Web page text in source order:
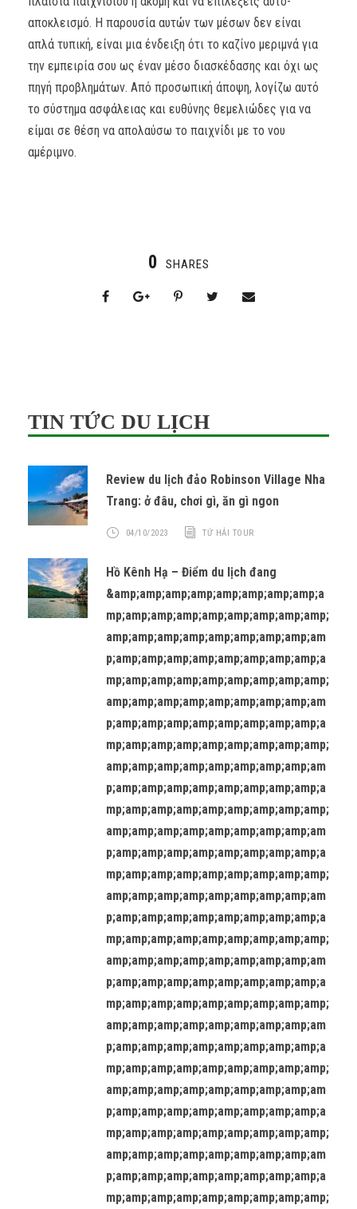
αποκλεισμό. Η παρουσία αυτών των μέσων δεν είναι
απλά τυπική, είναι μια ένδειξη ότι το καζίνο μεριμνά για
την εμπειρία σου ως έναν μέσο διασκέδασης και όχι ως
πηγή προβλημάτων. Από προσωπική άποψη, λογίζω αυτό
το σύστημα ασφάλειας και ευθύνης θεμελιώδες για να
είμαι σε θέση να απολαύσω το παιχνίδι με το νου
αμέριμνο.
0 SHARES
TIN TỨC DU LỊCH
Review du lịch đảo Robinson Village Nha
Trang: ở đâu, chơi gì, ăn gì ngon
04/10/2023 TỨ HẢI TOUR
Hồ Kênh Hạ – Điểm du lịch đang
&amp;amp;amp;amp;amp;amp;amp;amp;a
mp;amp;amp;amp;amp;amp;amp;amp;amp;
amp;amp;amp;amp;amp;amp;amp;amp;am
p;amp;amp;amp;amp;amp;amp;amp;amp;a
mp;amp;amp;amp;amp;amp;amp;amp;amp;
amp;amp;amp;amp;amp;amp;amp;amp;am
p;amp;amp;amp;amp;amp;amp;amp;amp;a
mp;amp;amp;amp;amp;amp;amp;amp;amp;
amp;amp;amp;amp;amp;amp;amp;amp;am
p;amp;amp;amp;amp;amp;amp;amp;amp;a
mp;amp;amp;amp;amp;amp;amp;amp;amp;
amp;amp;amp;amp;amp;amp;amp;amp;am
p;amp;amp;amp;amp;amp;amp;amp;amp;a
mp;amp;amp;amp;amp;amp;amp;amp;amp;
amp;amp;amp;amp;amp;amp;amp;amp;am
p;amp;amp;amp;amp;amp;amp;amp;amp;a
mp;amp;amp;amp;amp;amp;amp;amp;amp;
amp;amp;amp;amp;amp;amp;amp;amp;am
p;amp;amp;amp;amp;amp;amp;amp;amp;a
mp;amp;amp;amp;amp;amp;amp;amp;amp;
amp;amp;amp;amp;amp;amp;amp;amp;am
p;amp;amp;amp;amp;amp;amp;amp;amp;a
mp;amp;amp;amp;amp;amp;amp;amp;amp;
amp;amp;amp;amp;amp;amp;amp;amp;am
p;amp;amp;amp;amp;amp;amp;amp;amp;a
mp;amp;amp;amp;amp;amp;amp;amp;amp;
amp;amp;amp;amp;amp;amp;amp;amp;am
p;amp;amp;amp;amp;amp;amp;amp;amp;a
mp;amp;amp;amp;amp;amp;amp;amp;amp;